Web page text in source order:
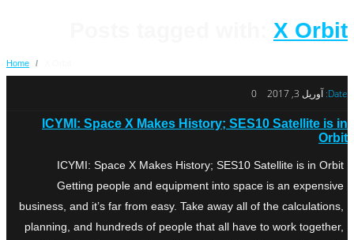
X Orbit
Home /
Date: آوریل 3, 2017 0
ICYMI: Space X Makes History; SES10 Satellite is in
Orbit
ICYMI: Space X Makes History; SES10 Satellite is in Orbit
Getting people and equipment into space is an expensive
business, and it’s far from easy. Take away all of the calculations,
planning, and hundreds of people that all have to work together,